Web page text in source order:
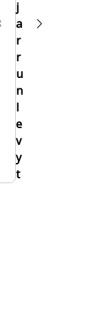
j
a
r
r
u
n
l
e
v
y
t